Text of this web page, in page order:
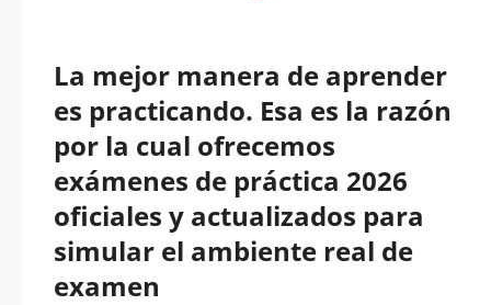
La mejor manera de aprender
es practicando. Esa es la razón
por la cual ofrecemos
exámenes de práctica 2026
oficiales y actualizados para
simular el ambiente real de
examen